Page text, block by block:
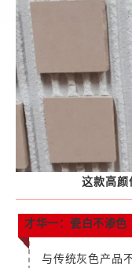
这款高颜
才华一：瓷白不渗色
与传统灰色产品